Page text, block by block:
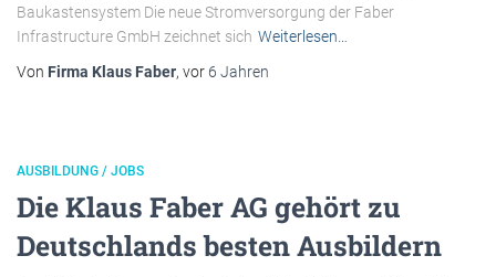
Baukastensystem Die neue Stromversorgung der Faber
Infrastructure GmbH zeichnet sich Weiterlesen…
Von Firma Klaus Faber, vor 6 Jahren
AUSBILDUNG / JOBS
Die Klaus Faber AG gehört zu
Deutschlands besten Ausbildern